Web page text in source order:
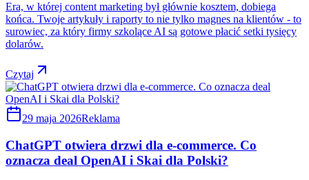
Era, w której content marketing był głównie kosztem, dobiega
końca. Twoje artykuły i raporty to nie tylko magnes na klientów - to
surowiec, za który firmy szkolące AI są gotowe płacić setki tysięcy
dolarów.
Czytaj
29 maja 2026Reklama
ChatGPT otwiera drzwi dla e-commerce. Co
oznacza deal OpenAI i Skai dla Polski?